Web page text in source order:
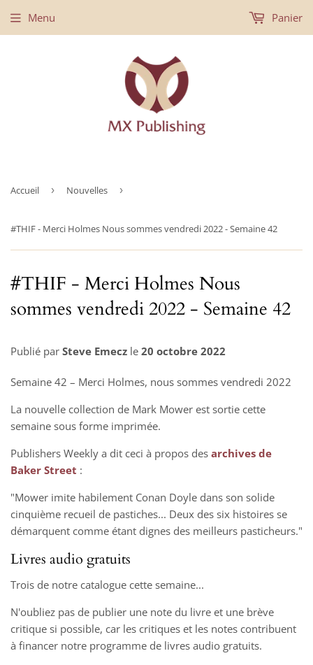
Menu Panier
Accueil › Nouvelles ›
#THIF - Merci Holmes Nous sommes vendredi 2022 - Semaine 42
#THIF - Merci Holmes Nous
sommes vendredi 2022 - Semaine 42
Publié par Steve Emecz le 20 octobre 2022
Semaine 42 – Merci Holmes, nous sommes vendredi 2022
La nouvelle collection de Mark Mower est sortie cette
semaine sous forme imprimée.
Publishers Weekly a dit ceci à propos des archives de
Baker Street :
"Mower imite habilement Conan Doyle dans son solide
cinquième recueil de pastiches... Deux des six histoires se
démarquent comme étant dignes des meilleurs pasticheurs."
Livres audio gratuits
Trois de notre catalogue cette semaine...
N'oubliez pas de publier une note du livre et une brève
critique si possible, car les critiques et les notes contribuent
à financer notre programme de livres audio gratuits.